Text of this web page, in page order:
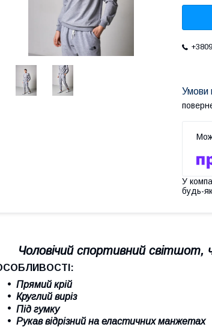
У
будь-
Чоловічий спортивний світшот,
Прямий крій
Круглий виріз
Під гумку
Рукав відрізний на еластичних манжетах